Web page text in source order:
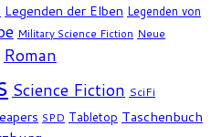
Legenden der Elben Legenden von
Military Science Fiction Neue
Roman
Science Fiction SciFi
SPD Tabletop Taschenbuch